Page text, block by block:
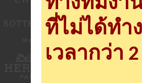
ที่ไม่ได้ทำ
เวลากว่า